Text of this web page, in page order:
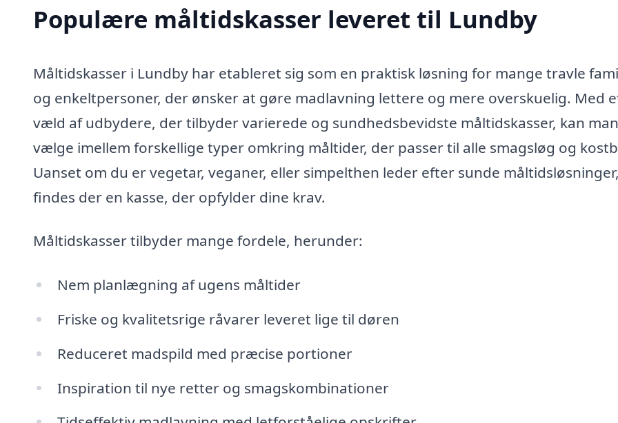
Populære måltidskasser leveret til Lundby
Måltidskasser i Lundby har etableret sig som en praktisk løsning for mange travle
og enkeltpersoner, der ønsker at gøre madlavning lettere og mere overskuelig. Med
væld af udbydere, der tilbyder varierede og sundhedsbevidste måltidskasser, kan man
vælge imellem forskellige typer omkring måltider, der passer til alle smagsløg og
Uanset om du er vegetar, veganer, eller simpelthen leder efter sunde måltidsløsninger,
findes der en kasse, der opfylder dine krav.
Måltidskasser tilbyder mange fordele, herunder:
Nem planlægning af ugens måltider
Friske og kvalitetsrige råvarer leveret lige til døren
Reduceret madspild med præcise portioner
Inspiration til nye retter og smagskombinationer